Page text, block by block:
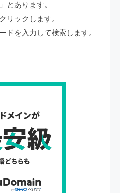
とあります。
リックします。
ドを入力して検索します。